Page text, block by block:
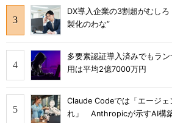
DX導入企業の3割超がむし
製化のわな”
多要素認証導入済みでもラ
用は平均2億7000万円
Claude Codeでは「エージ
れ」 Anthropicが示すAI構